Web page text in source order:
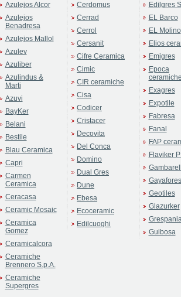
Azulejos Alcor
Azulejos
Benadresa
Azulejos Mallol
Azulev
Azuliber
Azulindus &
Marti
Azuvi
BayKer
Belani
Bestile
Blau Ceramica
Capri
Carmen
Ceramica
Ceracasa
Ceramic Mosaic
Ceramica
Gomez
Ceramicalcora
Ceramiche
Brennero S.p.A.
Ceramiche
Supergres
Cerdomus
Cerrad
Cerrol
Cersanit
Cifre Ceramica
Cimic
CIR ceramiche
Cisa
Codicer
Cristacer
Decovita
Del Conca
Domino
Dual Gres
Dune
Ebesa
Ecoceramic
Edilcuoghi
Edilgres
EL Barco
EL Molino
Elios
Emigres
Epoca
Exagres
Expotile
Fabresa
Fanal
FAP
Flaviker
Gayafores
Geotiles
Glazurker
Guibosa